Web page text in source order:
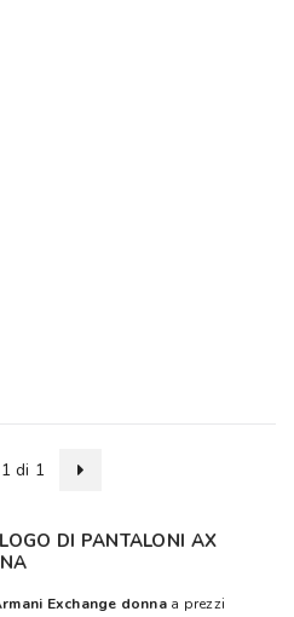
1 di 1
DI PANTALONI AX
Exchange donna a prezzi